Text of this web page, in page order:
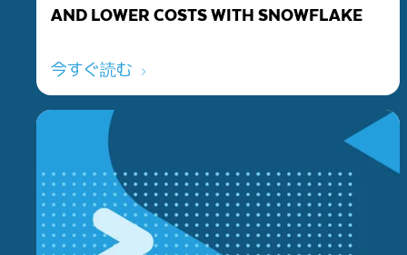
AND LOWER COSTS WITH SNOWFLAKE
今すぐ読む